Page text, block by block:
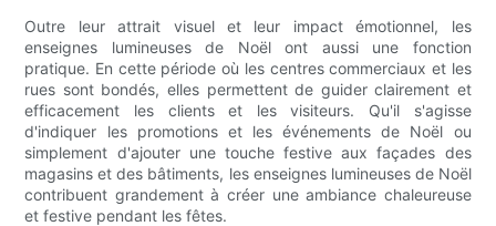
Outre leur attrait visuel et leur impact émotionnel, les
enseignes lumineuses de Noël ont aussi une fonction
pratique. En cette période où les centres commerciaux et les
rues sont bondés, elles permettent de guider clairement et
efficacement les clients et les visiteurs. Qu'il s'agisse
d'indiquer les promotions et les événements de Noël ou
simplement d'ajouter une touche festive aux façades des
magasins et des bâtiments, les enseignes lumineuses de Noël
contribuent grandement à créer une ambiance chaleureuse
et festive pendant les fêtes.